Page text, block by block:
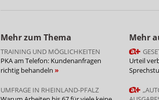
Mehr zum Thema
TRAINING UND MÖGLICHKEITEN
PKA am Telefon: Kundenanfragen
richtig behandeln
UMFRAGE IN RHEINLAND-PFALZ
Mehr
Urteil